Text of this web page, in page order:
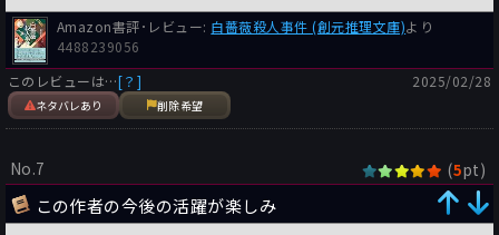
Amazon書評･レビュー: 白薔薇殺人事件 (創元推理文庫)より
4488239056
このレビューは…[？]
ネタバレあり 削除希望
2025/02/28
No.7 (5pt)
この作者の今後の活躍が楽しみ